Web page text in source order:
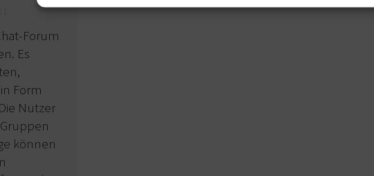
Forum
Es
Form
Nutzer
können